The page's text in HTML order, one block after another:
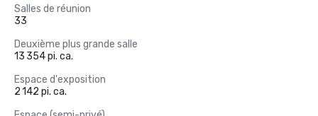
Salles de réunion
33
Deuxième plus grande salle
13 354 pi. ca.
Espace d'exposition
2 142 pi. ca.